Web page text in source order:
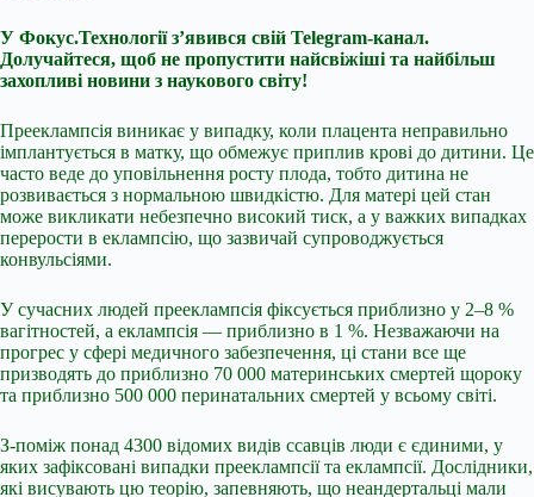
У Фокус.Технології з’явився свій Telegram-канал.
Долучайтеся, щоб не пропустити найсвіжіші та найбільш
захопливі новини з наукового світу!
Прееклампсія виникає у випадку, коли плацента неправильно
імплантується в матку, що обмежує приплив крові до дитини. Це
часто веде до уповільнення росту плода, тобто дитина не
розвивається з нормальною швидкістю. Для матері цей стан
може викликати небезпечно високий тиск, а у важких випадках
перерости в еклампсію, що зазвичай супроводжується
конвульсіями.
У сучасних людей прееклампсія фіксується приблизно у 2–8 %
вагітностей, а еклампсія — приблизно в 1 %. Незважаючи на
прогрес у сфері медичного забезпечення, ці стани все ще
призводять до приблизно 70 000 материнських смертей щороку
та приблизно 500 000 перинатальних смертей у всьому світі.
З-поміж понад 4300 відомих видів ссавців люди є єдиними, у
яких зафіксовані випадки прееклампсії та еклампсії. Дослідники,
які висувають цю теорію, запевняють, що неандертальці мали